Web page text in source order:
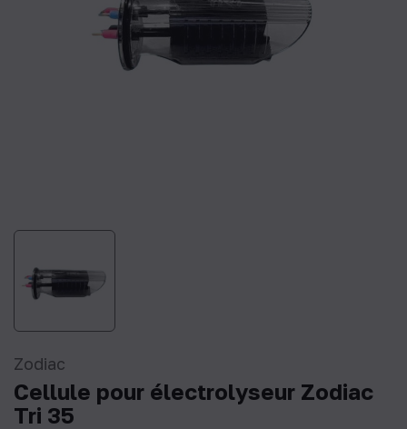
Zodiac
Cellule pour électrolyseur Zodiac
Tri 35